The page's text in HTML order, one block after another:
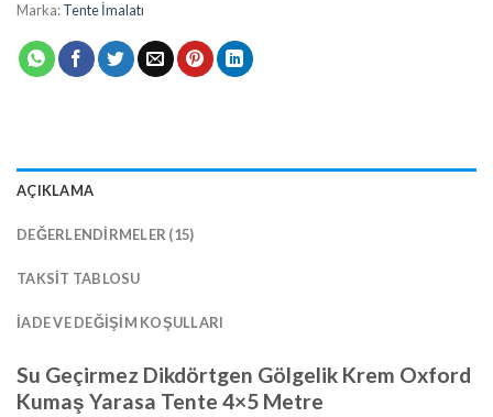
Marka:Tente İmalatı
AÇIKLAMA
DEĞERLENDIRMELER (15)
TAKSIT TABLOSU
İADE VE DEĞIŞIM KOŞULLARI
Su Geçirmez Dikdörtgen Gölgelik Krem Oxford
Kumaş Yarasa Tente 4×5 Metre